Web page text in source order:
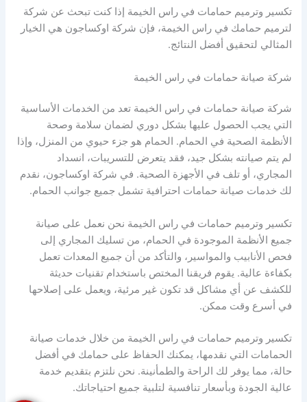
تكسير وترميم حمامات في راس الخيمة إذا كنت تبحث عن شركة
لترميم حمامك في راس الخيمة، فإن شركة اوكساجون هي الخيار
المثالي لتحقيق أفضل النتائج.
شركة صيانة حمامات في راس الخيمة
شركة صيانة حمامات في راس الخيمة تعد من الخدمات الأساسية
التي يجب الحصول عليها بشكل دوري لضمان سلامة وصحة
الأنظمة الصحية في الحمام. الحمام هو جزء حيوي من المنزل، وإذا
لم يتم صيانته بشكل جيد، فقد يتعرض للتسريبات، انسداد
المجاري، أو تلف في الأجهزة الصحية. في شركة اوكساجون، نقدم
لك خدمات صيانة حمامات احترافية تشمل جميع جوانب الحمام.
تكسير وترميم حمامات في راس الخيمة نحن نعمل على صيانة
جميع الأنظمة الموجودة في الحمام، من تسليك المجاري إلى
فحص الأنابيب والمواسير، والتأكد من أن جميع المعدات تعمل
بكفاءة عالية. يقوم فريقنا المختص باستخدام تقنيات حديثة
للكشف عن أي مشاكل قد تكون غير مرئية، ويعمل على إصلاحها
في أسرع وقت ممكن.
تكسير وترميم حمامات في راس الخيمة من خلال خدمات صيانة
الحمامات التي نقدمها، يمكنك الحفاظ على حمامك في أفضل
حالة، مما يوفر لك الراحة والطمأنينة. نحن نلتزم بتقديم خدمة
عالية الجودة وبأسعار تنافسية لتلبية جميع احتياجاتك.